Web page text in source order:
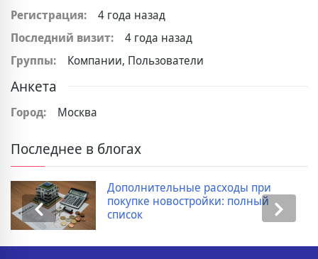
Регистрация:
4 года назад
Последний визит:
4 года назад
Группы:
Компании, Пользователи
Анкета
Город: Москва
Последнее в блогах
Дополнительные расходы при
покупке новостройки: полный
список